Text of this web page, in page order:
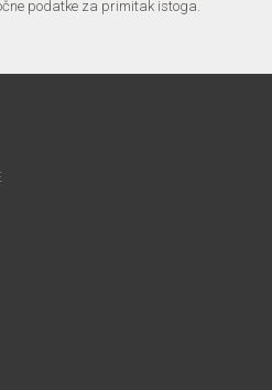
podatke za primitak istoga.